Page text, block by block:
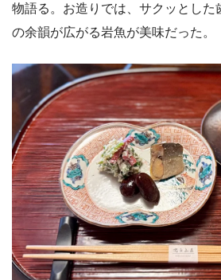
物語る。お造りでは、サクッとした
の余韻が広がる岩魚が美味だった。